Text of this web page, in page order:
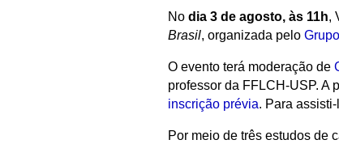
No dia 3 de agosto, às 11h,
Brasil, organizada pelo
O evento terá moderação de
professor da FFLCH-USP. A
inscrição prévia. Para
Por meio de três estudos de